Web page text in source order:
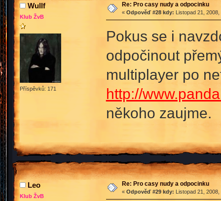
Wullf
Klub ŽvB
Příspěvků: 171
Re: Pro casy nudy a odpocinku
« Odpověď #28 kdy: Listopad 21,
Pokus se i
odpočinout
multiplayer po
http://
někoho zaujme.
Leo
Klub ŽvB
Re: Pro casy nudy a odpocinku
« Odpověď #29 kdy: Listopad 21,